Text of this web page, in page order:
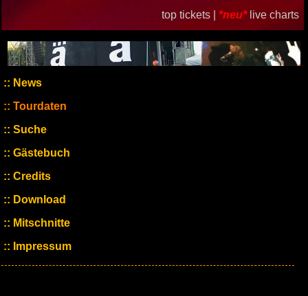
top tickets | *neu* live charts
News
Tourdaten
Suche
Gästebuch
Credits
Download
Mitschnitte
Impressum